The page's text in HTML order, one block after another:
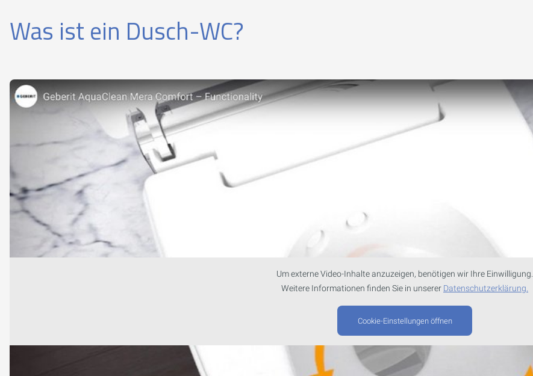
Was ist ein Dusch-WC?
Um externe Video-Inhalte anzuzeigen, benötigen wir Ihre Einwilligung.
Weitere Informationen finden Sie in unserer Datenschutzerklärung.
Cookie-Einstellungen öffnen